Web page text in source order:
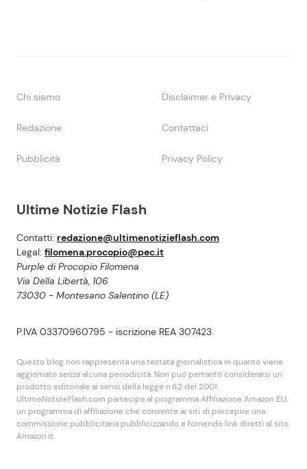
Ultime Notizie Flash
Contatti: redazione@ultimenotizieflash.com
Legal: filomena.procopio@pec.it
Purple di Procopio Filomena
Via Della Libertà, 106
73030 - Montesano Salentino (LE)
P.IVA 03370960795 - iscrizione REA 307423
Questo blog non rappresenta una testata giornalistica in quanto viene
aggiornato senza alcuna periodicità. Non puó pertanto considerarsi un
prodotto editoriale ai sensi della legge n.62 del 2001.
UltimeNotizieFlash.com partecipa al programma Affiliazione Amazon EU,
un programma di affiliazione che consente ai siti di percepire una
commissione pubblicitaria pubblicizzando e fornendo link diretti al sito
Amazon.it.
Chi siamo Disclaimer e Privacy
Redazione Contattaci
Pubblicità Privacy Policy